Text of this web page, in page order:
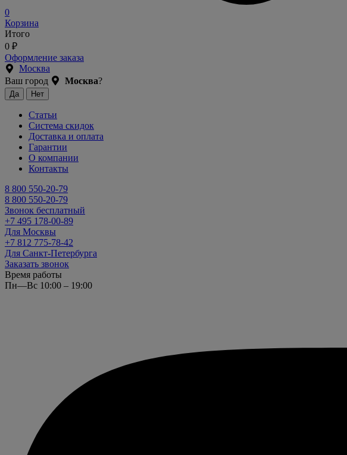
0
Корзина
Итого
0 ₽
Оформление заказа
Москва
Ваш город
Москва?
Статьи
Система скидок
Доставка и оплата
Гарантии
О компании
Контакты
8 800 550-20-79
8 800 550-20-79
Звонок бесплатный
+7 495 178-00-89
Для Москвы
+7 812 775-78-42
Для Санкт-Петербурга
Заказать звонок
Время работы
Пн—Вс 10:00 – 19:00